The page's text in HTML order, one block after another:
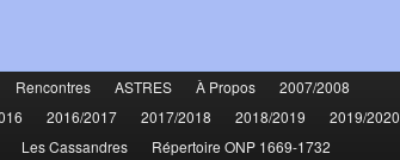
Rencontres ASTRES À Propos
2007/2008
2016/2017 2017/2018 2018/2019
2019/2020
Les Cassandres
Répertoire ONP 1669-1732